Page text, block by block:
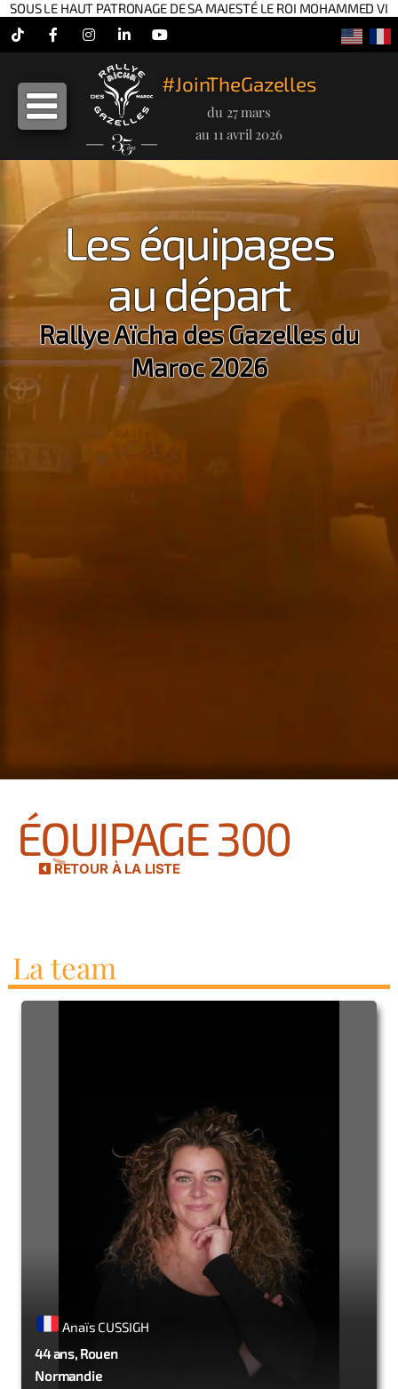
SOUS LE HAUT PATRONAGE DE SA MAJESTÉ LE ROI MOHAMMED VI
TiktokFacebookInstagramLinkedInYouTube
#JoinTheGazelles
du 27 mars
au 11 avril 2026
Les équipages
au départ
Rallye Aïcha des Gazelles du
Maroc 2026
ÉQUIPAGE 300
RETOUR À LA LISTE
La team
Anaïs CUSSIGH
44 ans, Rouen
Normandie